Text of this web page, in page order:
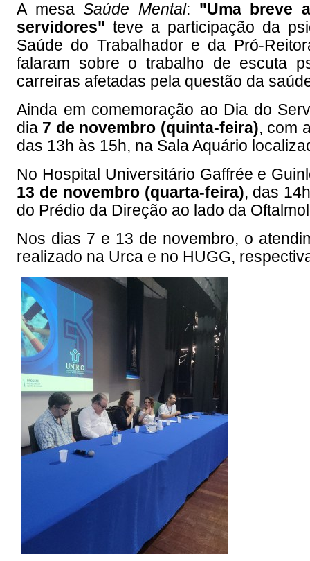
A mesaSaúde Mental: "Uma breve
servidores" teve a participação da
Saúde do Trabalhador e da Pró-
falaram sobre o trabalho de escuta
carreiras afetadas pela questão da
Ainda em comemoração ao Dia do
dia 7 de novembro (quinta-feira), com
das 13h às 15h, na Sala Aquário
No Hospital Universitário Gaffrée e
13 de novembro (quarta-feira), das
do Prédio da Direção ao lado da
Nos dias 7 e 13 de novembro, o
realizado na Urca e no HUGG,